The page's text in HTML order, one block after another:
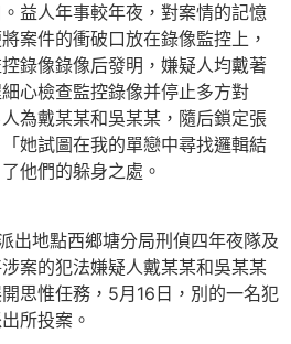
益人年事較年夜，對案情的記憶
案件的衝破口放在錄像監控上，
錄像錄像后發明，嫌疑人均戴著
心檢查監控錄像并停止多方對
為戴某某和吳某某，隨后鎖定張
她試圖在我的單戀中尋找邏輯結
他們的躲身之處。
地點西鄉塘分局刑偵四年夜隊及
案的犯法嫌疑人戴某某和吳某某
思惟任務，5月16日，別的一名犯
所投案。